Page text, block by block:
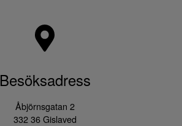
Besöksadress
Åbjörnsgatan 2
332 36 Gislaved